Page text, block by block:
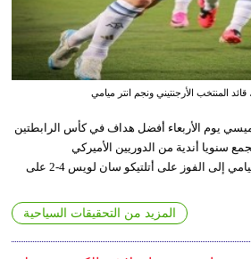
المنتخب الأرجنتيني ونجم انتر ميامي
ميسي يوم الأربعاء أفضل هداف في كأس الرابطتين
سنويا أندية من الدوريين الأميركي
والمكسيكي، بعدما قاد إنتر ميامي إلى الفوز على أتلتيكو سان لويس 4-2 على
المزيد من التحقيقات السياحية